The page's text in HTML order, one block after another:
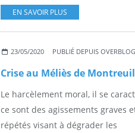
EN SAVOIR PLUS
MONTREUIL
23/05/2020 PUBLIÉ DEPUIS OVERBLOG
Le harcèlement moral, il se
ce sont des agissements graves
répétés visant à dégrader les